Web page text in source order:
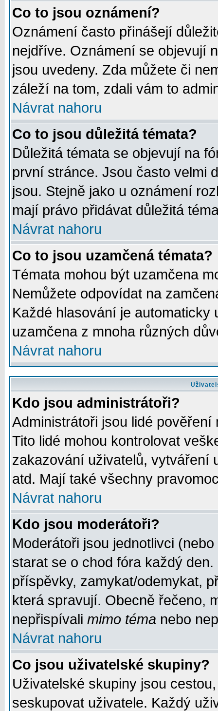
Co to jsou oznámení?
Oznámení často přinášejí
nejdříve. Oznámení se objevují
jsou uvedeny. Zda můžete či
záleží na tom, zdali vám to
Návrat nahoru
Co to jsou důležitá témata?
Důležitá témata se objevují na
první stránce. Jsou často velmi
jsou. Stejně jako u oznámení
mají právo přidávat důležitá
Návrat nahoru
Co to jsou uzamčená témata?
Témata mohou být uzamčena
Nemůžete odpovídat na
Každé hlasování je automaticky
uzamčena z mnoha různých
Návrat nahoru
Kdo jsou administrátoři?
Administrátoři jsou lidé
Tito lidé mohou kontrolovat
zakazování uživatelů, vytváření
atd. Mají také všechny
Návrat nahoru
Kdo jsou moderátoři?
Moderátoři jsou jednotlivci
starat se o chod fóra každý
příspěvky, zamykat/odemykat,
která spravují. Obecně řečeno,
nepřispívali mimo téma nebo
Návrat nahoru
Co jsou uživatelské skupiny?
Uživatelské skupiny jsou
seskupovat uživatele. Každý